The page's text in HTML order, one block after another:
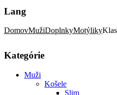
Lang
DomovMužiDoplnkyMotýliky
Kategórie
Muži
Košele
Slim